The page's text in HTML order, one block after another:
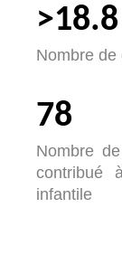
Nombre de
78
Nombre
contribué
infantile